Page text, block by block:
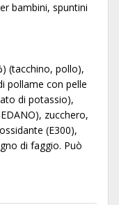
bambini, spuntini
(tacchino, pollo),
pollame con pelle
di potassio),
zucchero,
(E300),
di faggio. Può